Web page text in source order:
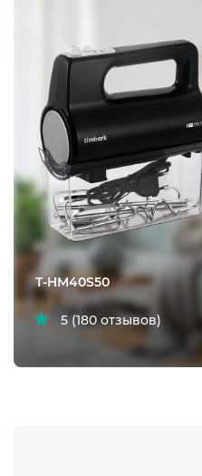
T-HM40S50
5 (180 отзывов)